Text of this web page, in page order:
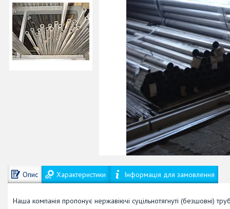
Опис Характеристики Інформація для замовлення
Наша компанія пропонує нержавіючі суцільнотягнуті (безшовні)